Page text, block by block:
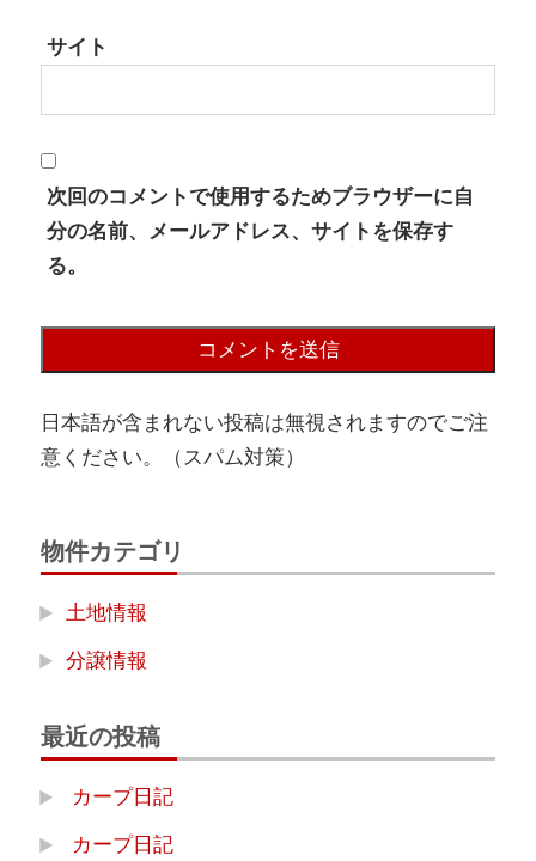
サイト
次回のコメントで使用するためブラウザーに自
分の名前、メールアドレス、サイトを保存す
る。
日本語が含まれない投稿は無視されますのでご注
意ください。（スパム対策）
物件カテゴリ
土地情報
分譲情報
最近の投稿
カープ日記
カープ日記